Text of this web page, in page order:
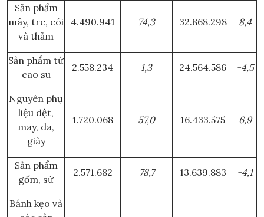
Sản phẩm
mây, tre, cói
và thảm
4.490.941 74,3 32.868.298 8,4
Sản phẩm từ
cao su
2.558.234 1,3 24.564.586 -4,5
Nguyên phụ
liệu dệt,
may, da,
giày
1.720.068 57,0 16.433.575 6,9
Sản phẩm
gốm, sứ
2.571.682 78,7 13.639.883 -4,1
Bánh kẹo và